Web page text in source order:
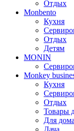
Отдых
Monbento
Кухня
Отдых
Детям
MONIN
Monkey
Кухня
Отдых
Товары
Для дома